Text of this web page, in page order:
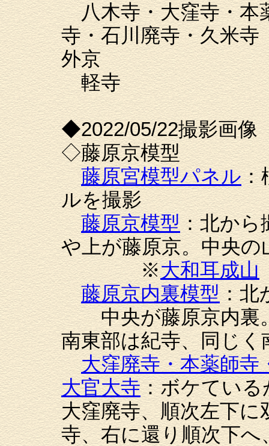
八木寺・大窪寺・本
寺・石川廃寺・久米寺
外京
軽寺
◆2022/05/22撮影画像
◇藤原京模型
藤原宮模型パネル：
ルを撮影
藤原京模型：北から
や上が藤原京。中央の
※大和耳成山
藤原京内裏模型：北
中央が藤原京内裏。
南東部は紀寺、同じ
大窪廃寺・本薬師寺
大官大寺：ボケている
大窪廃寺、順次左下に
寺、右に還り順次下